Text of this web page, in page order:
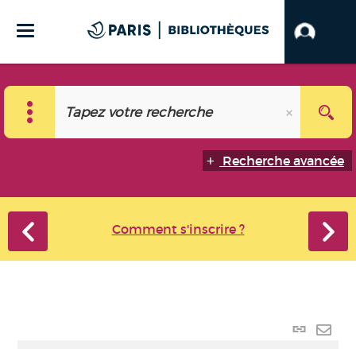
Recherche avancée
Comment s'inscrire ?
Lien